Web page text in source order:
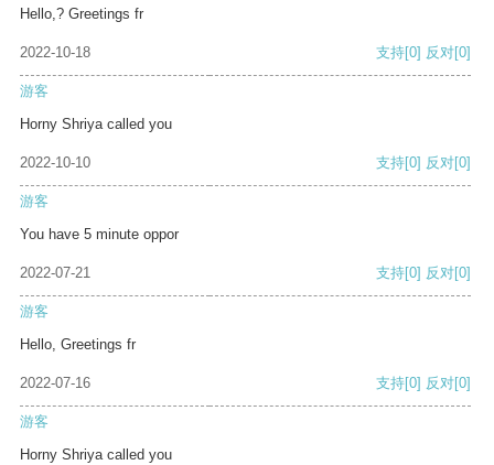
Hello,? Greetings fr
2022-10-18 支持[0] 反对[0]
游客
Horny Shriya called you
2022-10-10 支持[0] 反对[0]
游客
You have 5 minute oppor
2022-07-21 支持[0] 反对[0]
游客
Hello, Greetings fr
2022-07-16 支持[0] 反对[0]
游客
Horny Shriya called you